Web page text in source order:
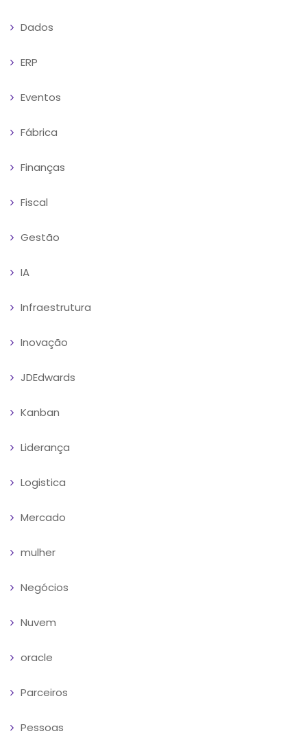
Dados
ERP
Eventos
Fábrica
Finanças
Fiscal
Gestão
IA
Infraestrutura
Inovação
JDEdwards
Kanban
Liderança
Logistica
Mercado
mulher
Negócios
Nuvem
oracle
Parceiros
Pessoas